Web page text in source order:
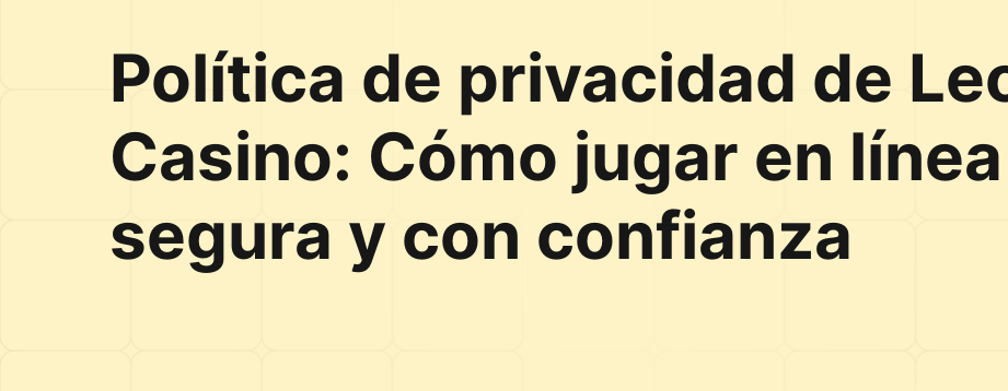
Política de privacidad de
Casino: Cómo jugar en
segura y con confianza